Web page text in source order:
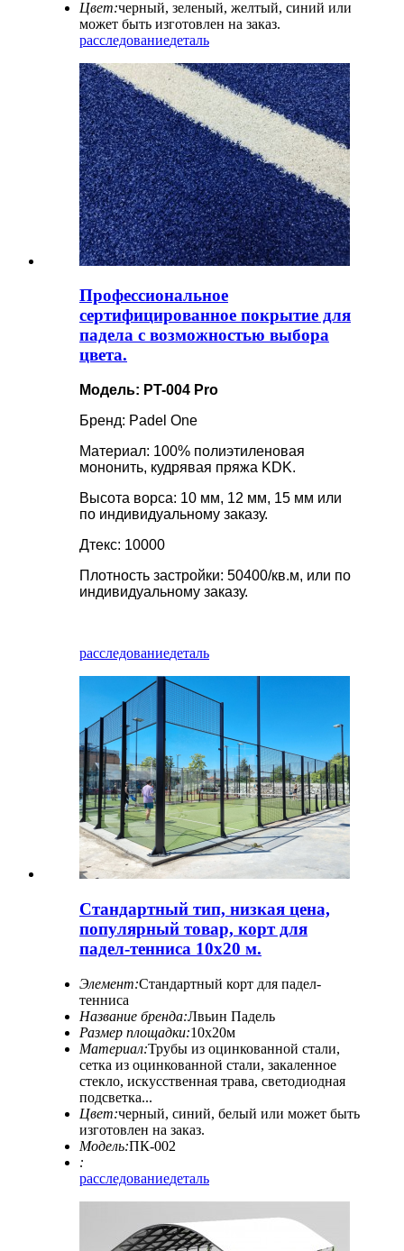
Цвет:черный, зеленый, желтый, синий или
может быть изготовлен на заказ.
расследованиедеталь
Профессиональное
сертифицированное покрытие для
падела с возможностью выбора
цвета.
Модель: PT-004 Pro
Бренд: Padel One
Материал: 100% полиэтиленовая
мононить, кудрявая пряжа KDK.
Высота ворса: 10 мм, 12 мм, 15 мм или
по индивидуальному заказу.
Дтекс: 10000
Плотность застройки: 50400/кв.м, или по
индивидуальному заказу.
расследованиедеталь
Стандартный тип, низкая цена,
популярный товар, корт для
падел-тенниса 10x20 м.
Элемент:Стандартный корт для падел-
тенниса
Название бренда:Лвьин Падель
Размер площадки:10х20м
Материал:Трубы из оцинкованной стали,
сетка из оцинкованной стали, закаленное
стекло, искусственная трава, светодиодная
подсветка...
Цвет:черный, синий, белый или может быть
изготовлен на заказ.
Модель:ПК-002
:
расследованиедеталь